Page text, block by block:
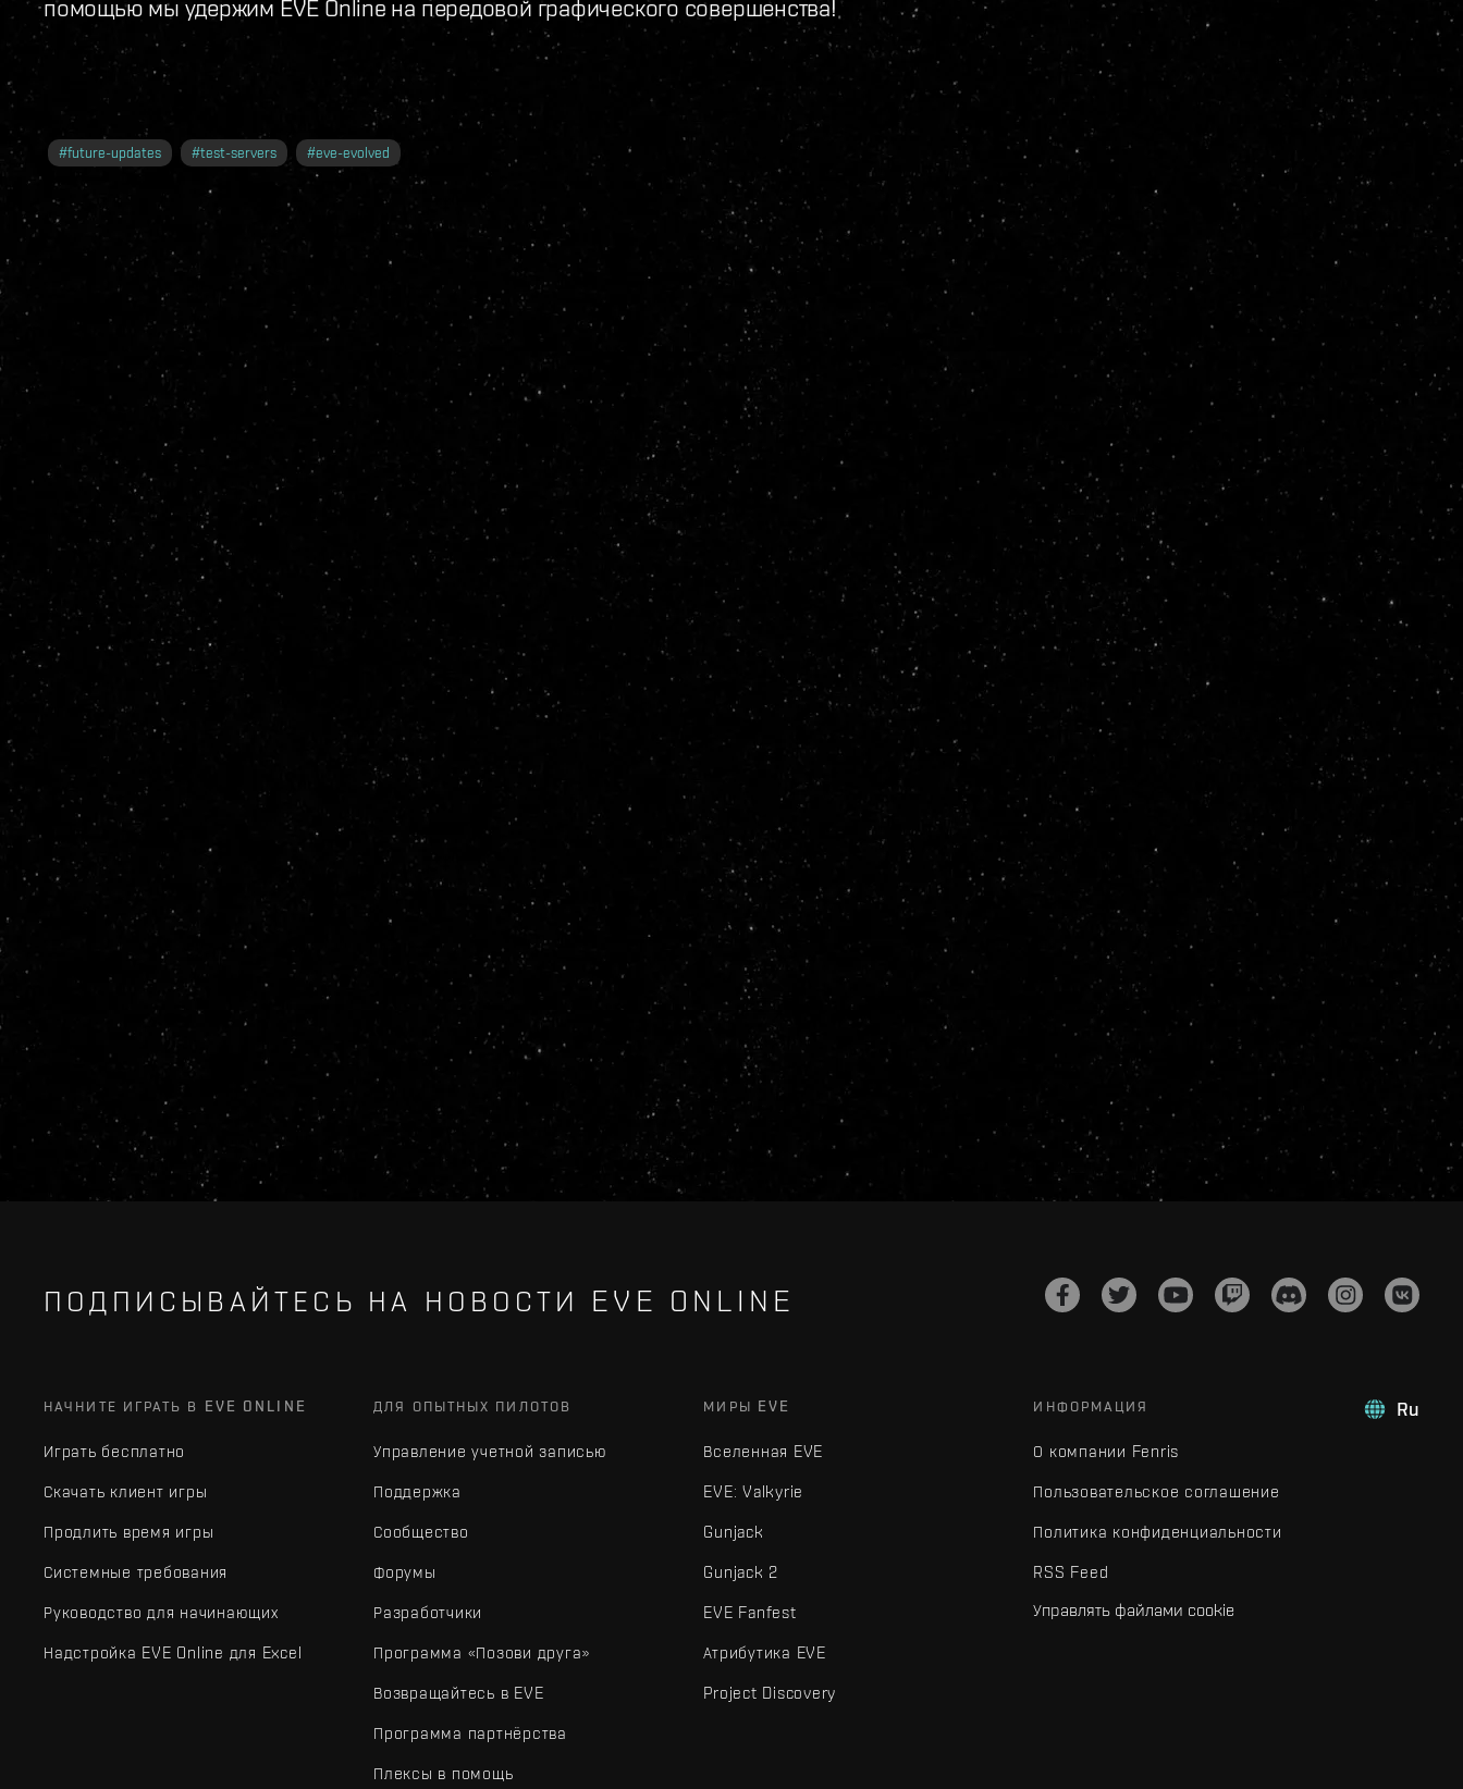
помощью мы удержим EVE Online на передовой графического совершенства!
#future-updates #test-servers #eve-evolved
ПОДПИСЫВАЙТЕСЬ НА НОВОСТИ EVE ONLINE
Ru
НАЧНИТЕ ИГРАТЬ В EVE ONLINE
Играть бесплатно
Скачать клиент игры
Продлить время игры
Системные требования
Руководство для начинающих
Надстройка EVE Online для Excel
ДЛЯ ОПЫТНЫХ ПИЛОТОВ
Управление учетной записью
Поддержка
Сообщество
Форумы
Разработчики
Программа «Позови друга»
Возвращайтесь в EVE
Программа партнёрства
Плексы в помощь
МИРЫ EVE
Вселенная EVE
EVE: Valkyrie
Gunjack
Gunjack 2
EVE Fanfest
Атрибутика EVE
Project Discovery
ИНФОРМАЦИЯ
О компании Fenris
Пользовательское соглашение
Политика конфиденциальности
RSS Feed
Управлять файлами cookie